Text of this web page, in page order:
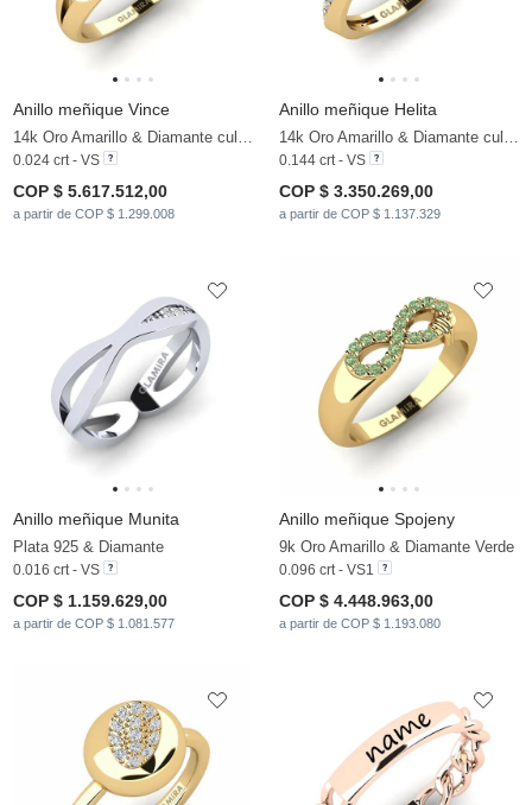
Anillo meñique Vince
0.024 crt - VS
COP $ 5.617.512,00
a partir de COP $ 1.299.008
Anillo meñique Helita
0.144 crt - VS
COP $ 3.350.269,00
a partir de COP $ 1.137.329
Anillo meñique Munita
Plata 925 & Diamante
0.016 crt - VS
COP $ 1.159.629,00
a partir de COP $ 1.081.577
Anillo meñique Spojeny
9k Oro Amarillo & Diamante Verde
0.096 crt - VS1
COP $ 4.448.963,00
a partir de COP $ 1.193.080